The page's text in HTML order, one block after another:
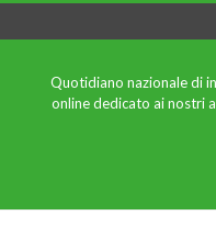
Quotidiano nazionale di
online dedicato ai nostri